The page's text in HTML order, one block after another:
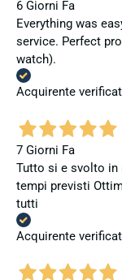
6 Giorni Fa
Everything was
service. Perfect
watch).
Acquirente
7 Giorni Fa
Tutto si e svolto in
tempi previsti
tutti
Acquirente